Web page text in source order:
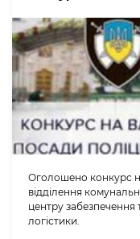
Оголошено конкурс
відділення
центру забезпечення
логістики.